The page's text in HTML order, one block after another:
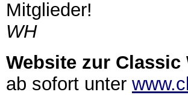
Mitglieder!
WH
Website zur Classic
ab sofort unter